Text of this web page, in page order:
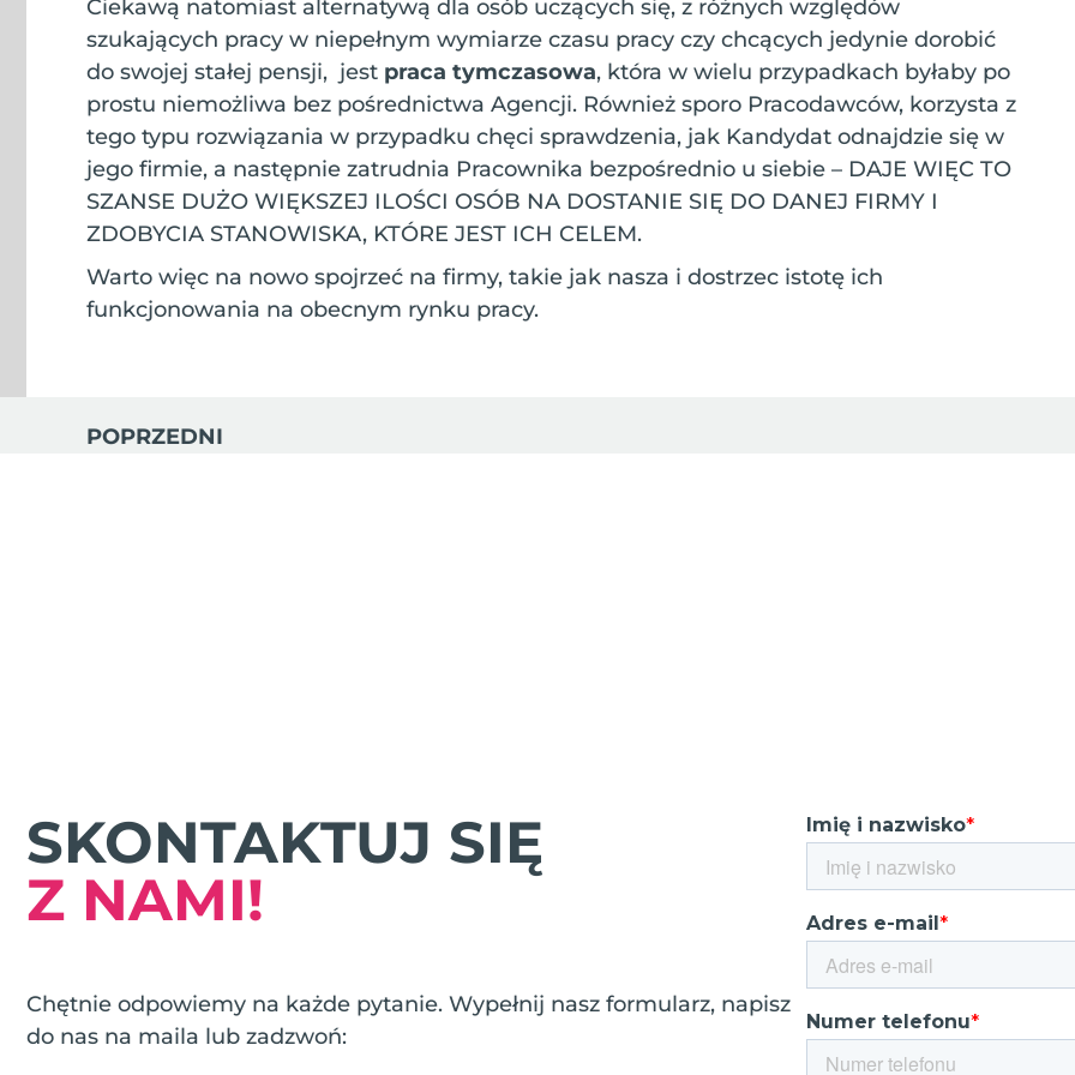
Ciekawą natomiast alternatywą dla osób uczących się, z różnych względów
szukających pracy w niepełnym wymiarze czasu pracy czy chcących jedynie dorobić
do swojej stałej pensji, jest praca tymczasowa, która w wielu przypadkach byłaby po
prostu niemożliwa bez pośrednictwa Agencji. Również sporo Pracodawców, korzysta z
tego typu rozwiązania w przypadku chęci sprawdzenia, jak Kandydat odnajdzie się w
jego firmie, a następnie zatrudnia Pracownika bezpośrednio u siebie – DAJE WIĘC TO
SZANSE DUŻO WIĘKSZEJ ILOŚCI OSÓB NA DOSTANIE SIĘ DO DANEJ FIRMY I
ZDOBYCIA STANOWISKA, KTÓRE JEST ICH CELEM.
Warto więc na nowo spojrzeć na firmy, takie jak nasza i dostrzec istotę ich
funkcjonowania na obecnym rynku pracy.
POPRZEDNI
SKONTAKTUJ SIĘ
Z NAMI!
Chętnie odpowiemy na każde pytanie. Wypełnij nasz formularz, napisz
do nas na maila lub zadzwoń: